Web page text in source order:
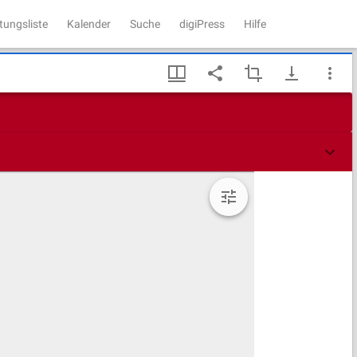
Kalender Suche digiPress Hilfe